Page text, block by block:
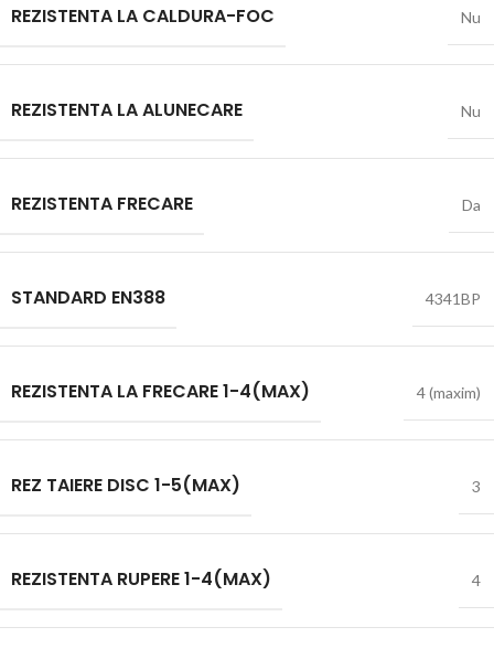
REZISTENTA LA CALDURA-FOC Nu
REZISTENTA LA ALUNECARE Nu
REZISTENTA FRECARE Da
STANDARD EN388 4341BP
REZISTENTA LA FRECARE 1-4(MAX) 4 (maxim)
REZ TAIERE DISC 1-5(MAX) 3
REZISTENTA RUPERE 1-4(MAX) 4